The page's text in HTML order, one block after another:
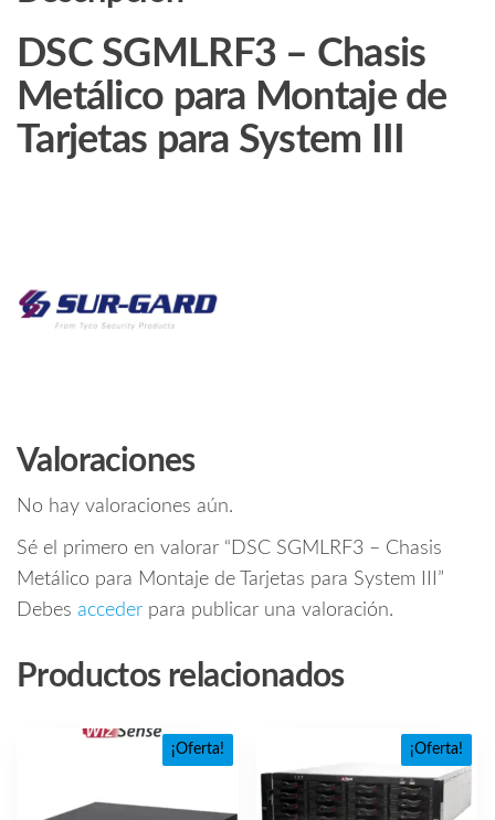
cantidad
DSC SGMLRF3 – Chasis
Metálico para Montaje de
Tarjetas para System III
Valoraciones
No hay valoraciones aún.
Sé el primero en valorar “DSC SGMLRF3 – Chasis
Metálico para Montaje de Tarjetas para System III”
Debes acceder para publicar una valoración.
Productos relacionados
¡Oferta! ¡Oferta!